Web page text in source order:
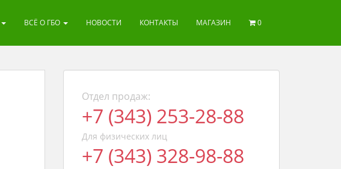
ВСЁ О ГБО НОВОСТИ КОНТАКТЫ МАГАЗИН 0
Отдел продаж:
+7 (343) 253-28-88
Для физических лиц
+7 (343) 328-98-88